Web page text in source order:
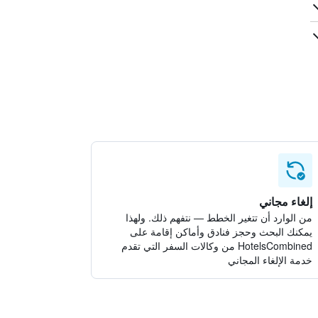
إلغاء مجاني
من الوارد أن تتغير الخطط — نتفهم ذلك. ولهذا
يمكنك البحث وحجز فنادق وأماكن إقامة على
HotelsCombined من وكالات السفر التي تقدم
خدمة الإلغاء المجاني